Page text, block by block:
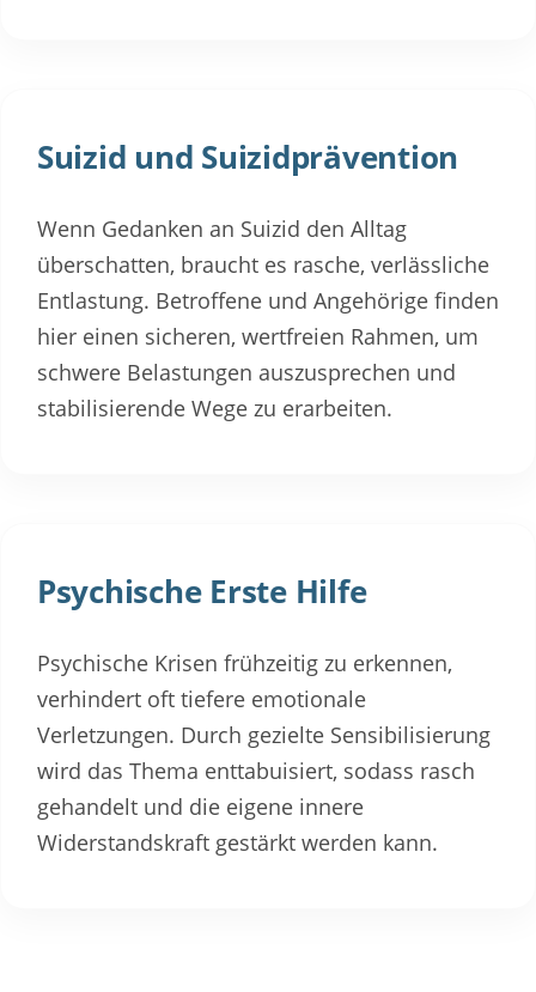
Suizid und Suizidprävention
Wenn Gedanken an Suizid den Alltag
überschatten, braucht es rasche, verlässliche
Entlastung. Betroffene und Angehörige finden
hier einen sicheren, wertfreien Rahmen, um
schwere Belastungen auszusprechen und
stabilisierende Wege zu erarbeiten.
Psychische Erste Hilfe
Psychische Krisen frühzeitig zu erkennen,
verhindert oft tiefere emotionale
Verletzungen. Durch gezielte Sensibilisierung
wird das Thema enttabuisiert, sodass rasch
gehandelt und die eigene innere
Widerstandskraft gestärkt werden kann.